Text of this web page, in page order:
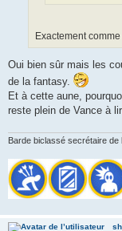
Exactement
Oui bien sûr mais les
de la fantasy.
Et à cette aune,
reste plein de Vance à
Barde biclassé secrétaire de